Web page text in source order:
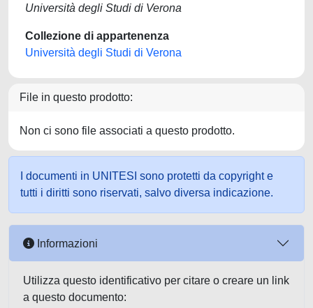
Università degli Studi di Verona
Collezione di appartenenza
Università degli Studi di Verona
File in questo prodotto:
Non ci sono file associati a questo prodotto.
I documenti in UNITESI sono protetti da copyright e
tutti i diritti sono riservati, salvo diversa indicazione.
Informazioni
Utilizza questo identificativo per citare o creare un link
a questo documento: